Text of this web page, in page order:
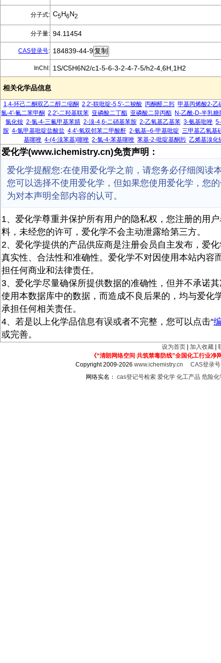
分子式: C5H6N2
分子量: 94.11454
CAS登录号: 184839-44-9
InChI: 1S/C5H6N2/c1-5-6-3-2-4-7-5/h2-4,6H,1H2
相关化学品信息
1,4-环己二酮双乙二醇二缩酮 2,2'-联吡啶-5,5'-二羧酸 丙酮醛二肟 甲基丙烯酸2-乙
氯-4'-氟二苯甲酮 2,2'-二羟基联苯 亚磷酸二丁酯 亚磷酸二异丙酯 N-乙酰-D-半乳糖
氯化铵 2-氯-4-三氟甲基苯腈 2-溴-4,6-二硝基苯胺 2-乙氧基乙基苯 3-氨基吡唑
胺 4-氯甲基吡啶盐酸盐 4,4'-氧双邻苯二甲酸酐 2-氨基–6-甲基吡啶 三甲基乙氧基
基噻唑 4-(4-溴苯基)噻唑 2-氯-4-苯基噻唑 苯基-2-吡啶基酮肟 乙烯基溴化
爱化学(www.ichemistry.cn)免责声明：
爱化学提醒您:在使用爱化学之前，请您务必仔细阅读
您可以选择不使用爱化学，但如果您使用爱化学，您
为对本声明全部内容的认可。
1、爱化学尊重并保护所有用户的隐私权，您注册的用
料，未经您的许可，爱化学不会主动泄露给第三方。
2、爱化学提供的产品供应商是注册会员自主发布，爱
真实性、合法性和准确性。爱化学不对因使用本站内容
担任何商业和法律责任。
3、爱化学尽量确保所提供数据的准确性，但并不承诺
使用本数据库中的数据，而造成不良后果的，均与爱化
承担任何相关责任。
4、若是以上化学品信息有误或者不完整，您可以点击“
或完善。
设为首页 加入收藏
《“清朗网络空间 共筑禁毒防线”全国化工行业净
Copyright 2009-2026www.ichemistry.cn
CAS登录
网络实名： cas登记号检索 爱化学 化工产品 危险化